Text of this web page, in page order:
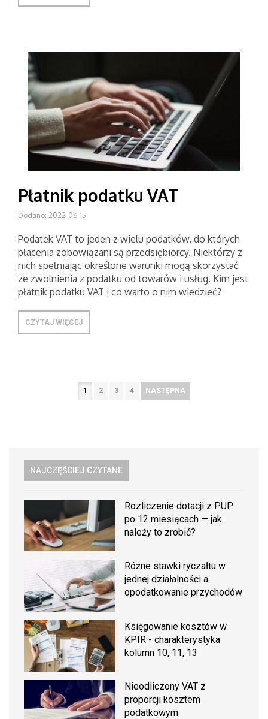
Płatnik podatku VAT
Dodano: 2022-06-15
Podatek VAT to jeden z wielu podatków, do których
płacenia zobowiązani są przedsiębiorcy. Niektórzy z
nich spełniając określone warunki mogą skorzystać
ze zwolnienia z podatku od towarów i usług. Kim jest
płatnik podatku VAT i co warto o nim wiedzieć?
CZYTAJ WIĘCEJ
1 2 3 4 NASTĘPNA
NAJCZĘŚCIEJ CZYTANE
Rozliczenie dotacji z PUP
po 12 miesiącach — jak
należy to zrobić?
Różne stawki ryczałtu w
jednej działalności a
opodatkowanie przychodów
Księgowanie kosztów w
KPIR - charakterystyka
kolumn 10, 11, 13
Nieodliczony VAT z
proporcji kosztem
podatkowym